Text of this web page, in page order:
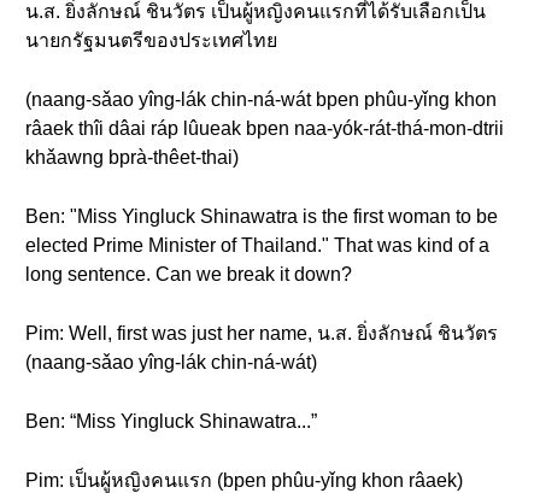
น.ส. ยิ่งลักษณ์ ชินวัตร เป็นผู้หญิงคนแรกที่ได้รับเลือกเป็น
นายกรัฐมนตรีของประเทศไทย
(naang-sǎao yîng-lák chin-ná-wát bpen phûu-yǐng khon
râaek thîi dâai ráp lûueak bpen naa-yók-rát-thá-mon-dtrii
khǎawng bprà-thêet-thai)
Ben: "Miss Yingluck Shinawatra is the first woman to be
elected Prime Minister of Thailand." That was kind of a
long sentence. Can we break it down?
Pim: Well, first was just her name, น.ส. ยิ่งลักษณ์ ชินวัตร
(naang-sǎao yîng-lák chin-ná-wát)
Ben: “Miss Yingluck Shinawatra...”
Pim: เป็นผู้หญิงคนแรก (bpen phûu-yǐng khon râaek)